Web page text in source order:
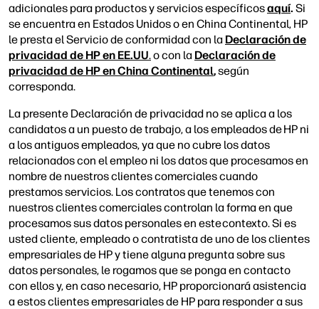
adicionales para productos y servicios específicosaquí. Si
se encuentra en Estados Unidos o en China Continental, HP
le presta el Servicio de conformidad con la Declaración de
privacidad de HP en EE.UU.o con la Declaración de
privacidad de HP en China Continental,según
corresponda.
La presente Declaración de privacidad no se aplica a los
candidatos a un puesto de trabajo, a los empleados de HP ni
a los antiguos empleados, ya que no cubre los datos
relacionados con el empleo ni los datos que procesamos en
nombre de nuestros clientes comerciales cuando
prestamos servicios. Los contratos que tenemos con
nuestros clientes comerciales controlan la forma en que
procesamos sus datos personales en este contexto. Si es
usted cliente, empleado o contratista de uno de los clientes
empresariales de HP y tiene alguna pregunta sobre sus
datos personales, le rogamos que se ponga en contacto
con ellos y, en caso necesario, HP proporcionará asistencia
a estos clientes empresariales de HP para responder a sus